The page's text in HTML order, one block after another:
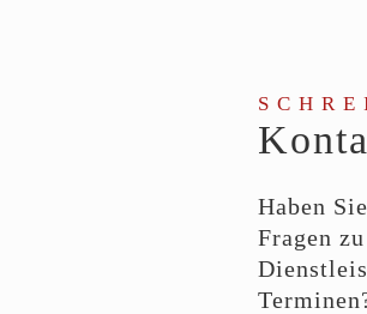
Haben
Fragen